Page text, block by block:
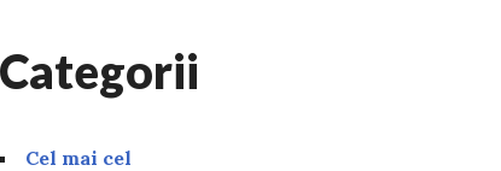
Categorii
Cel mai cel